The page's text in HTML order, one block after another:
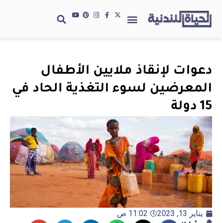
دعوات لإنقاذ ملايين الأطفال
المعرضين لسوء التغذية الحاد في
15 دولة
يناير 13, 2023 11:02 ص